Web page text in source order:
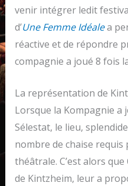
venir intégrer ledit
d’Une Femme Idéalea
réactive et de répondre
compagnie a joué 8 fois
La représentation de
Lorsque la Kompagnie a
Sélestat, le lieu,
nombre de chaise
théâtrale. C’est alors
de Kintzheim, leur a